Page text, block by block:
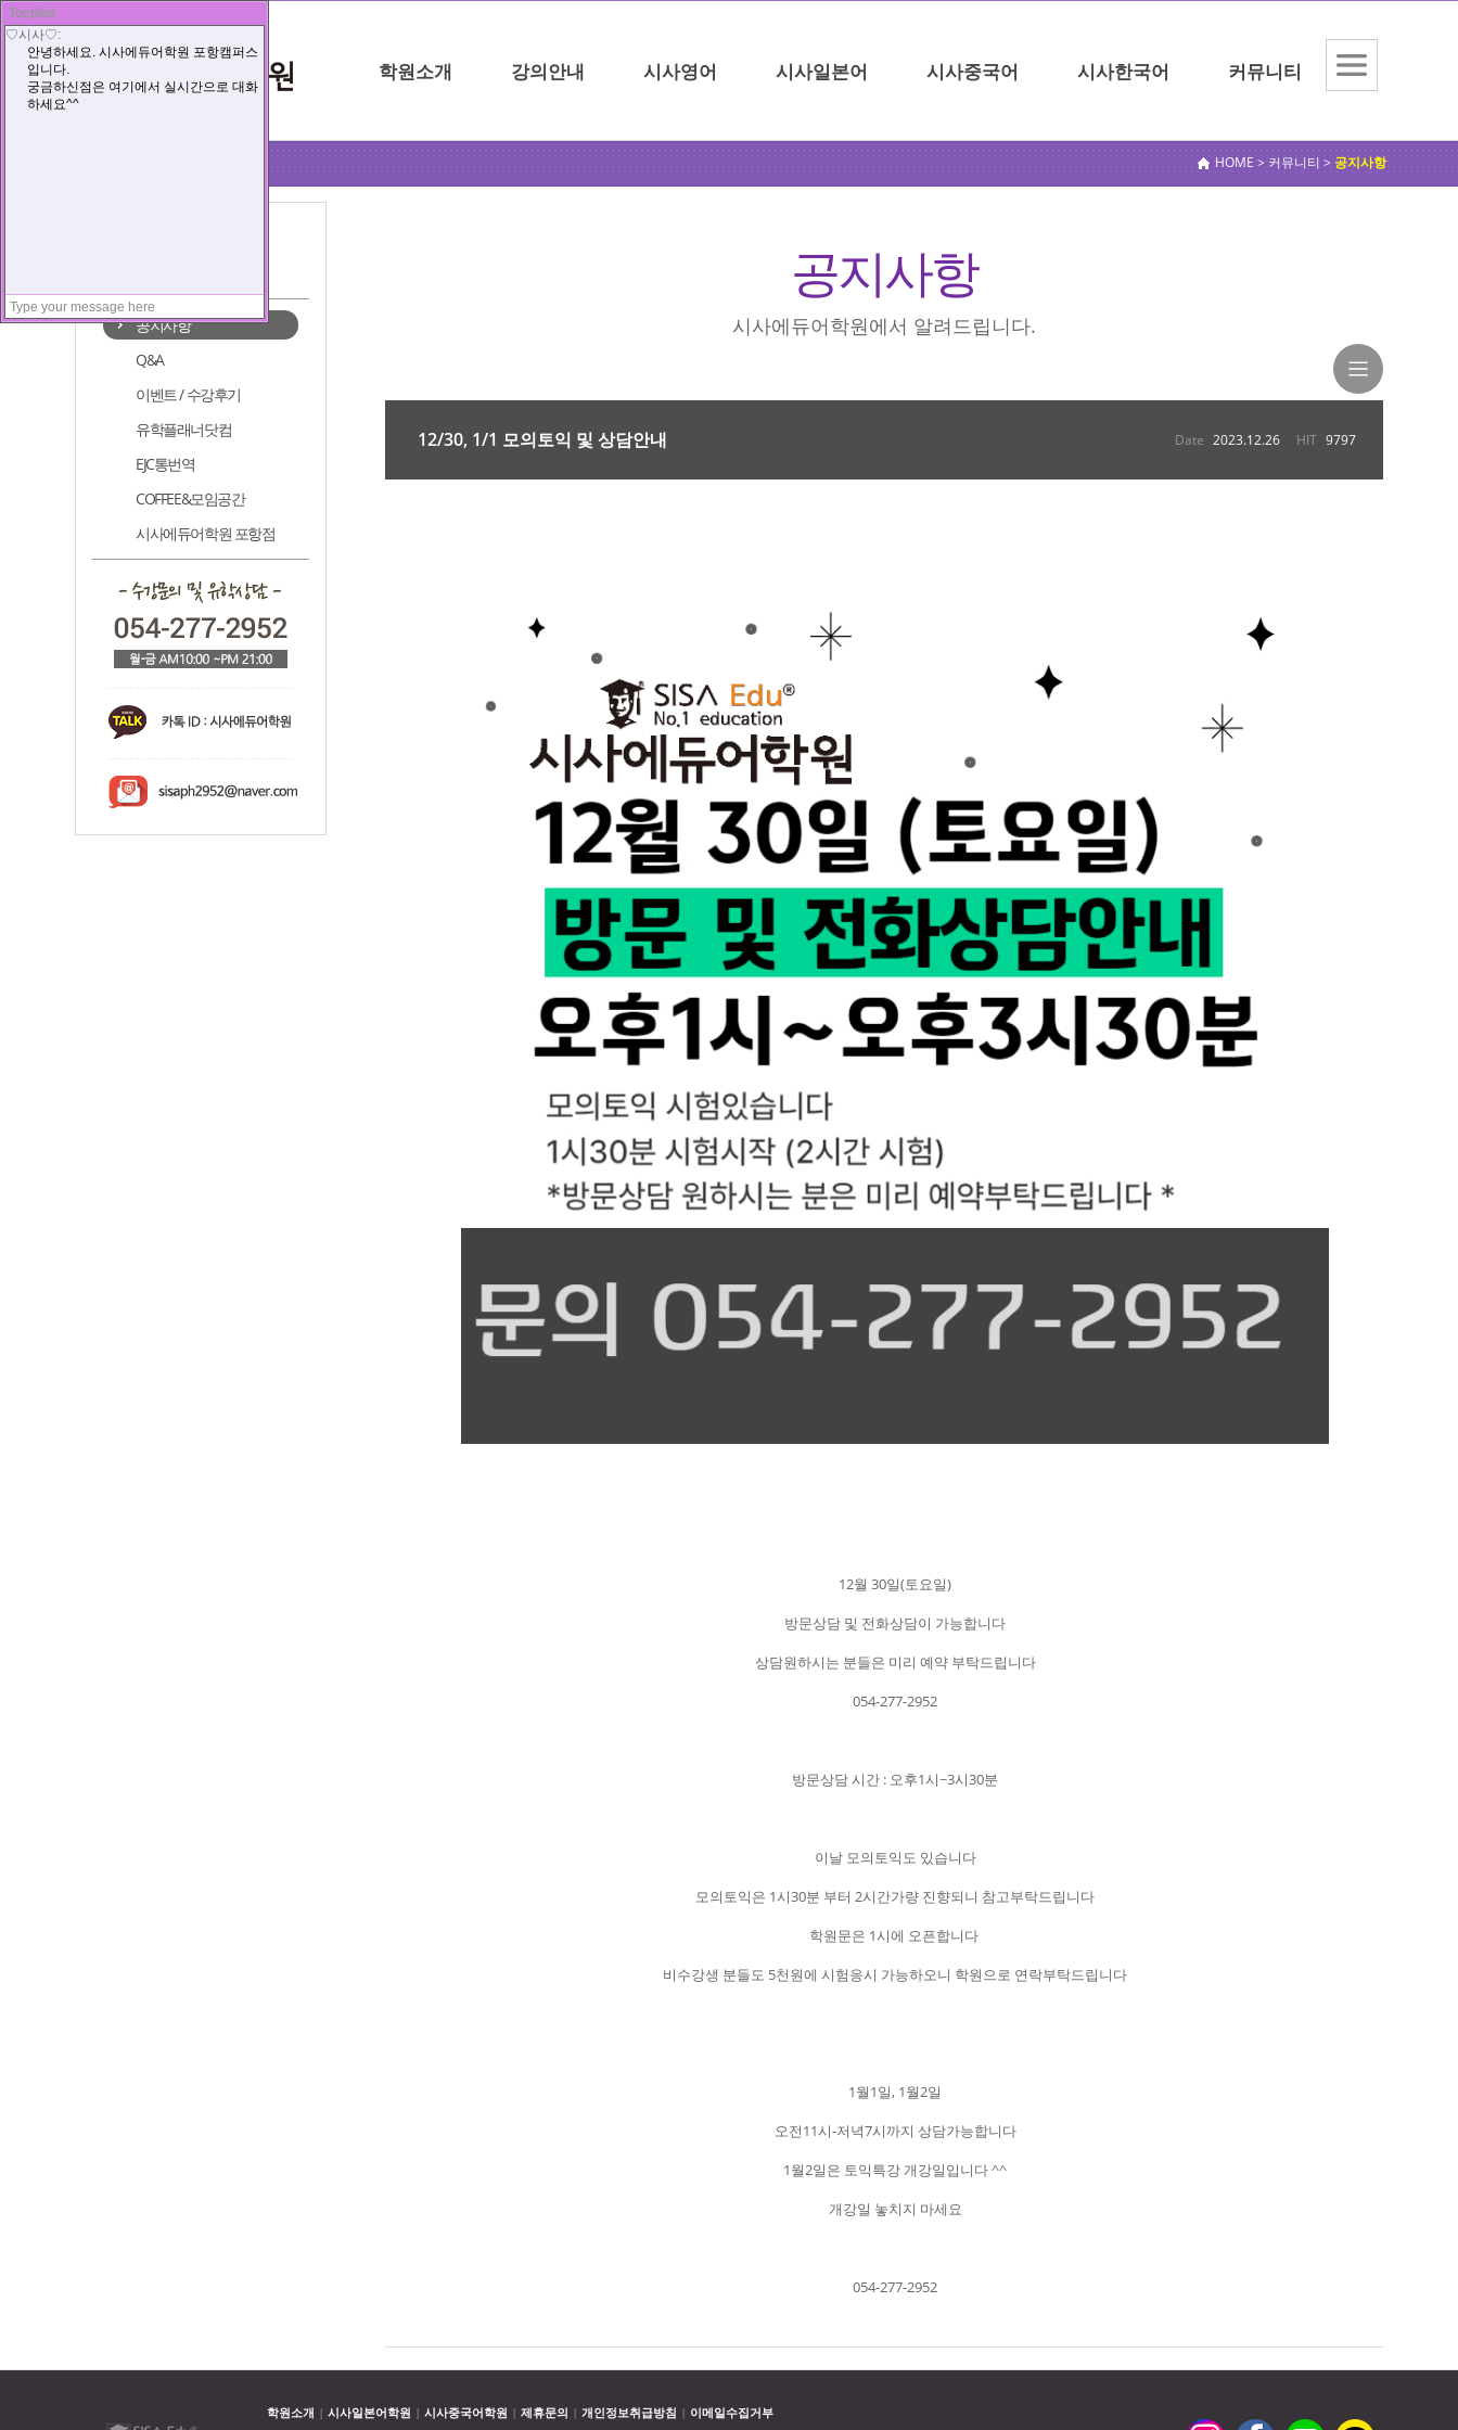
학원소개 강의안내 시사영어 시사일본어 시사중국어 시사한국어 커뮤니티
HOME > 커뮤니티 > 공지사항
공지사항
Q&A
이벤트 / 수강후기
유학플래너닷컴
EJC통번역
COFFEE&모임공간
시사에듀어학원 포항점
공지사항
시사에듀어학원에서 알려드립니다.
12/30, 1/1 모의토익 및 상담안내 Date 2023.12.26 HIT 9797
12월 30일(토요일)
방문상담 및 전화상담이 가능합니다
상담원하시는 분들은 미리 예약 부탁드립니다
054-277-2952
방문상담 시간 : 오후1시~3시30분
이날 모의토익도 있습니다
모의토익은 1시30분 부터 2시간가량 진향되니 참고부탁드립니다
학원문은 1시에 오픈합니다
비수강생 분들도 5천원에 시험응시 가능하오니 학원으로 연락부탁드립니다
1월1일, 1월2일
오전11시-저녁7시까지 상담가능합니다
1월2일은 토익특강 개강일입니다 ^^
개강일 놓치지 마세요
054-277-2952
학원소개 | 시사일본어학원 | 시사중국어학원 | 제휴문의 | 개인정보취급방침 | 이메일수집거부